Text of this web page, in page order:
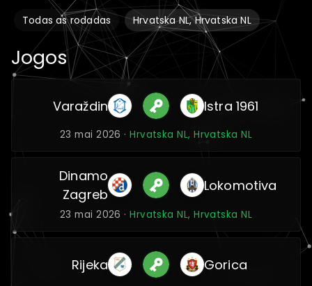
Todas as rodadas Hrvatska NL, Hrvatska NL
Jogos
Varaždin Istra 1961
23 mai 2026 ·Hrvatska NL, Hrvatska NL
Dinamo
Zagreb
Lokomotiva
23 mai 2026 ·Hrvatska NL, Hrvatska NL
Rijeka Gorica